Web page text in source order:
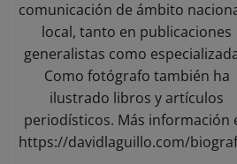
comunicación de ámbito
local, tanto en publicaciones
generalistas como
Como fotógrafo también ha
ilustrado libros y artículos
periodísticos. Más información
https://davidlaguillo.com/